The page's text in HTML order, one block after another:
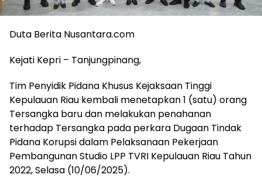
Duta Berita Nusantara.com
Kejati Kepri – Tanjungpinang,
Tim Penyidik Pidana Khusus Kejaksaan Tinggi
Kepulauan Riau kembali menetapkan 1 (satu) orang
Tersangka baru dan melakukan penahanan
terhadap Tersangka pada perkara Dugaan Tindak
Pidana Korupsi dalam Pelaksanaan Pekerjaan
Pembangunan Studio LPP TVRI Kepulauan Riau Tahun
2022, Selasa (10/06/2025).